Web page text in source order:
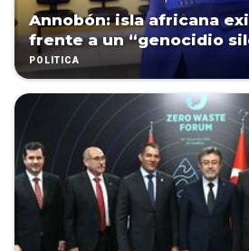
Annobón: isla africana
frente a un “genocidio
POLÍTICA